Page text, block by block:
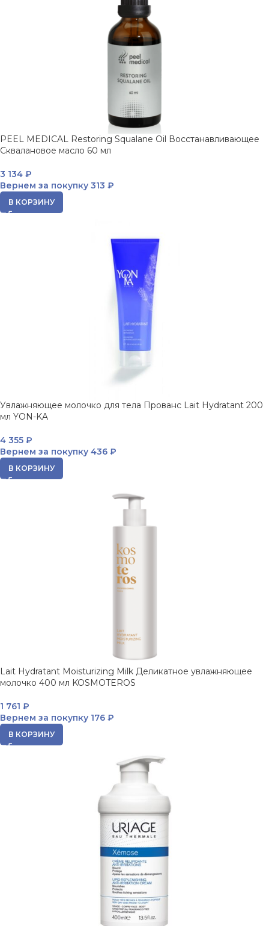
PEEL MEDICAL Restоring Squalane Oil Восстанавливающее
Сквалановое масло 60 мл
3 134 ₽
Вернем за покупку 313 ₽
В КОРЗИНУ
Увлажняющее молочко для тела Прованс Lait Hydratant 200
мл YON-KA
4 355 ₽
Вернем за покупку 436 ₽
В КОРЗИНУ
Lait Hydratant Moisturizing Milk Деликатное увлажняющее
молочко 400 мл KOSMOTEROS
1 761 ₽
Вернем за покупку 176 ₽
В КОРЗИНУ